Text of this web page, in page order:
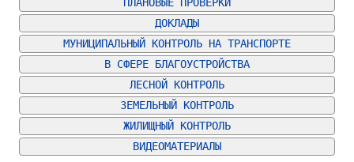
ПЛАНОВЫЕ ПРОВЕРКИ
ДОКЛАДЫ
МУНИЦИПАЛЬНЫЙ КОНТРОЛЬ НА ТРАНСПОРТЕ
В СФЕРЕ БЛАГОУСТРОЙСТВА
ЛЕСНОЙ КОНТРОЛЬ
ЗЕМЕЛЬНЫЙ КОНТРОЛЬ
ЖИЛИЩНЫЙ КОНТРОЛЬ
ВИДЕОМАТЕРИАЛЫ